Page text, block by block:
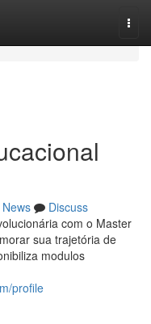
News
Discuss
com o Master
sua trajetória de
modulos
profile